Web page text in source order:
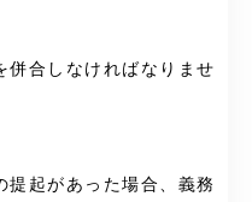
合しなければなりませ
起があった場合、義務